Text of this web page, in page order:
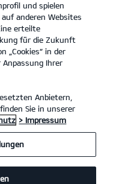
bei Fragen oder
hierzu bitte alle mit *
im Nachrichtenfeld dein
und melden uns
oder hast Fragen
aktuellen Kia Modelle
unser
und spielen
anderen Websites
erteilte
für die Zukunft
„Cookies“ in der
Anpassung Ihrer
Anbietern,
Sie in unserer
> Impressum